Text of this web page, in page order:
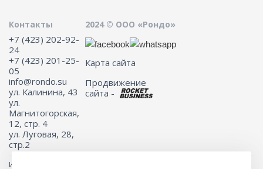
Контакты
+7 (423) 202-92-
24
+7 (423) 201-25-
05
info@rondo.su
ул. Калинина, 43
ул.
Магнитогорская,
12, стр. 4
ул. Луговая, 28,
стр.2
2024 © ООО «Рондо»
Карта сайта
Продвижение
сайта -
Информация на сайте не является публичной офертой.